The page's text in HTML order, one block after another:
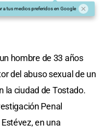
a tus medios preferidos en Google
hombre de 33 años
del abuso sexual de un
la ciudad de Tostado.
Penal
en una